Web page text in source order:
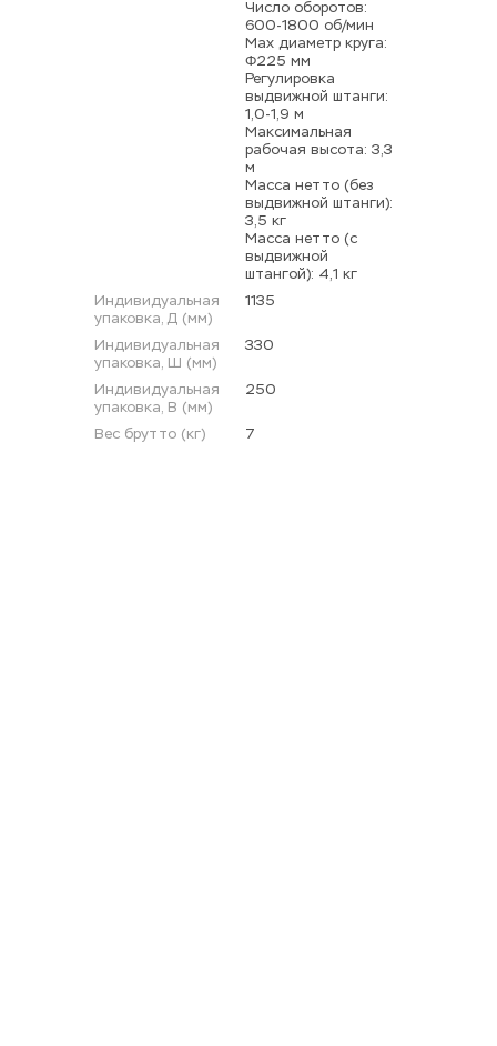
Число оборотов:
600-1800 об/мин
Мах диаметр круга:
Φ225 мм
Регулировка
выдвижной штанги:
1,0-1,9 м
Максимальная
рабочая высота: 3,3
м
Масса нетто (без
выдвижной штанги):
3,5 кг
Масса нетто (с
выдвижной
штангой): 4,1 кг
Индивидуальная
упаковка, Д (мм)
1135
Индивидуальная
упаковка, Ш (мм)
330
Индивидуальная
упаковка, В (мм)
250
Вес брутто (кг) 7